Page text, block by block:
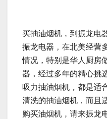
买抽油烟机，到振龙电
振龙电器，在北美经营
情况，特别是华人厨房
器，经过多年的精心挑
吸力抽油烟机，都是适
清洗的抽油烟机，而且
购买油烟机，请来振龙